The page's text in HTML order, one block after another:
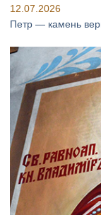
12.07.2026
Петр — камень